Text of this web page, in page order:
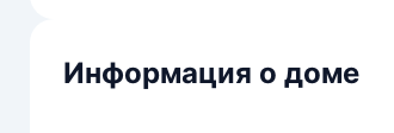
Информация о доме